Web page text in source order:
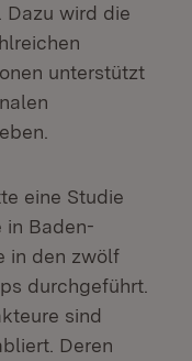
Dazu wird die
unterstützt
eine Studie
in Baden-
in den zwölf
durchgeführt.
sind
Deren